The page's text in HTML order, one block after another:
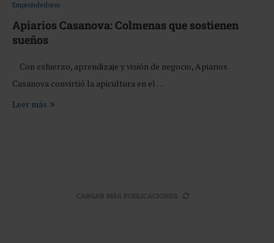
Emprendedores
Apiarios Casanova: Colmenas que sostienen
sueños
Con esfuerzo, aprendizaje y visión de negocio, Apiarios
Casanova convirtió la apicultura en el …
Leer más
CARGAR MÁS PUBLICACIONES